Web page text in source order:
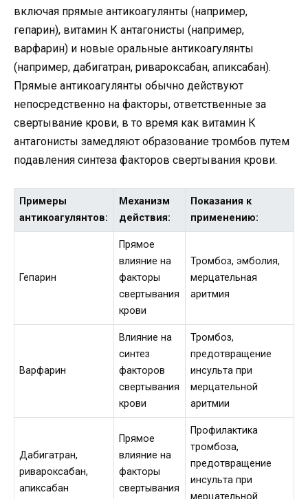
включая прямые антикоагулянты (например,
гепарин), витамин К антагонисты (например,
варфарин) и новые оральные антикоагулянты
(например, дабигатран, ривароксабан, апиксабан).
Прямые антикоагулянты обычно действуют
непосредственно на факторы, ответственные за
свертывание крови, в то время как витамин К
антагонисты замедляют образование тромбов путем
подавления синтеза факторов свертывания крови.
Примеры
антикоагулянтов:
Механизм
действия:
Показания к
применению:
Гепарин
Прямое
влияние на
факторы
свертывания
крови
Тромбоз, эмболия,
мерцательная
аритмия
Варфарин
Влияние на
синтез
факторов
свертывания
крови
Тромбоз,
предотвращение
инсульта при
мерцательной
аритмии
Дабигатран,
ривароксабан,
апиксабан
Прямое
влияние на
факторы
свертывания
Профилактика
тромбоза,
предотвращение
инсульта при
мерцательной